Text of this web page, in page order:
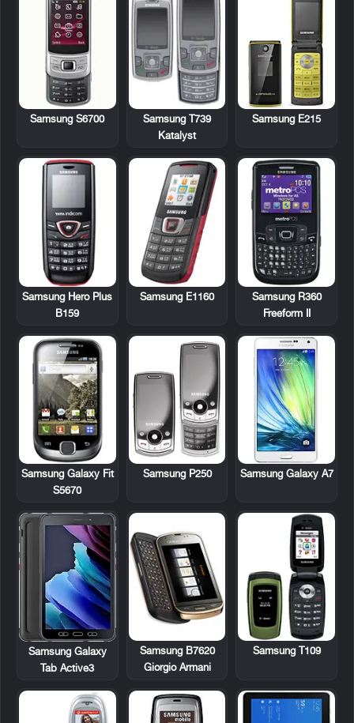
Samsung E215
Samsung T739
Katalyst
Samsung S6700
Samsung R360
Freeform II
Samsung E1160
Samsung Hero Plus
B159
Samsung Galaxy A7
Samsung P250
Samsung Galaxy Fit
S5670
Samsung T109
Samsung B7620
Giorgio Armani
Samsung Galaxy
Tab Active3